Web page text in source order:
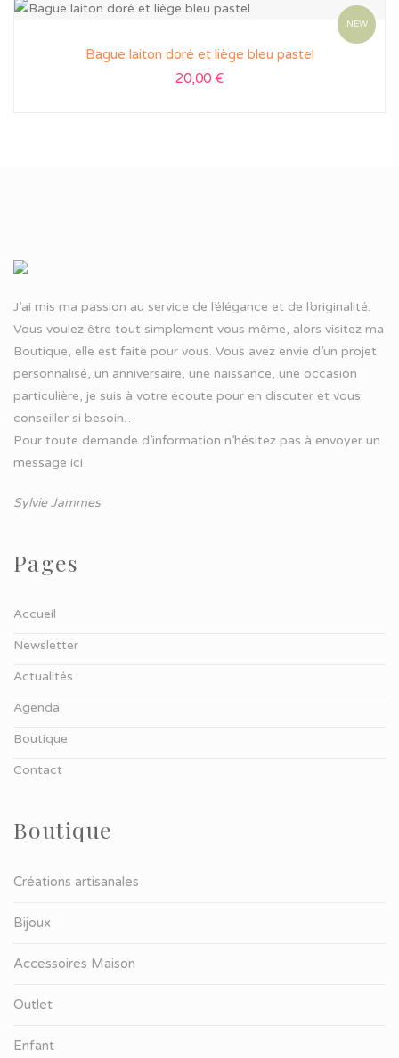
NEW
Bague laiton doré et liège bleu pastel
20,00 €
J’ai mis ma passion au service de l’élégance et de l’originalité.
Vous voulez être tout simplement vous même, alors visitez ma
Boutique, elle est faite pour vous. Vous avez envie d’un projet
personnalisé, un anniversaire, une naissance, une occasion
particulière, je suis à votre écoute pour en discuter et vous
conseiller si besoin…
Pour toute demande d’information n’hésitez pas à envoyer un
message ici
Sylvie Jammes
Pages
Accueil
Newsletter
Actualités
Agenda
Boutique
Contact
Boutique
Créations artisanales
Bijoux
Accessoires Maison
Outlet
Enfant